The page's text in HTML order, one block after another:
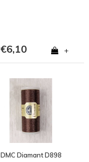
€6,10 +
DMC Diamant D898